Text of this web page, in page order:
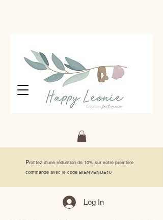
Profitez d'une réduction de 10% sur votre première
commande avec le code BIENVENUE10
Log In